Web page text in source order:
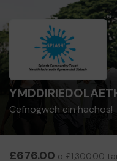
Cefnogwch ein hachos!
£676.00 o £1,300.00